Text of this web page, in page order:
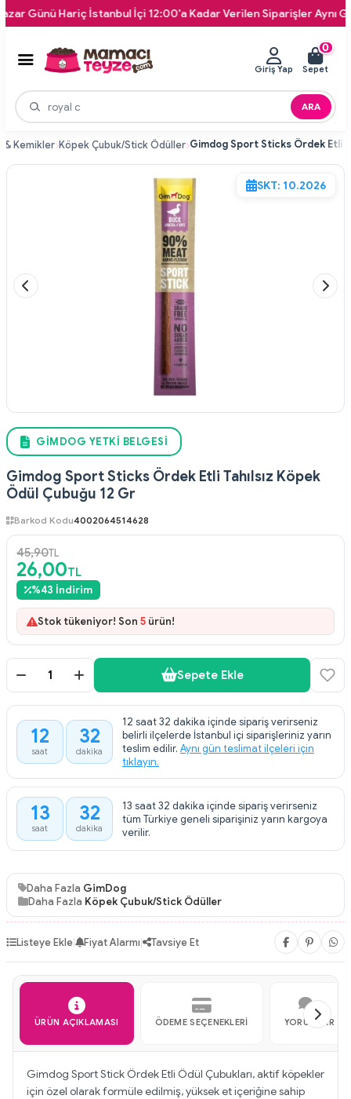
Hariç İstanbul İçi 12:00'a Kadar Verilen Siparişler Aynı Gün
ARA
Giriş Yap
0
Sepet
& Kemikler Köpek Çubuk/Stick Ödüller
SKT: 10.2026
GIMDOG YETKI BELGESI
Gimdog Sport Sticks Ördek Etli Tahılsız Köpek
Ödül Çubuğu 12 Gr
Barkod Kodu4002064514628
45,90TL
26,00TL
%43 İndirim
Stok tükeniyor! Son 5 ürün!
Sepete Ekle
12
saat
32
dakika
12 saat 32 dakika içinde sipariş verirseniz
belirli ilçelerde İstanbul içi siparişleriniz yarın
teslim edilir. Aynı gün teslimat ilçeleri için
tıklayın.
13
saat
32
dakika
13 saat 32 dakika içinde sipariş verirseniz
tüm Türkiye geneli siparişiniz yarın kargoya
verilir.
Daha Fazla GimDog
Daha Fazla Köpek Çubuk/Stick Ödüller
Listeye Ekle| Fiyat Alarmı| Tavsiye Et
ÜRÜN AÇIKLAMASI ÖDEME SEÇENEKLERI YORUMLAR
Gimdog Sport Stick Ördek Etli Ödül Çubukları, aktif köpekler
için özel olarak formüle edilmiş, yüksek et içeriğine sahip